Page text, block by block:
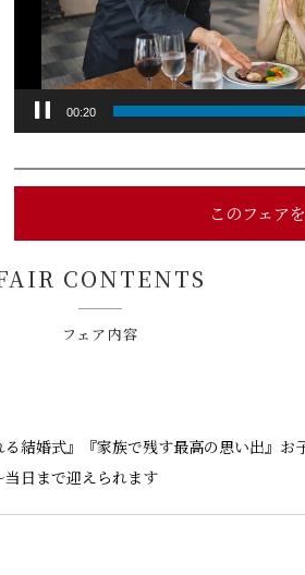
00:21
このフェア
CONTENTS
フェア内容
る結婚式』『家族で残す最高の思い出』
日まで迎えられます